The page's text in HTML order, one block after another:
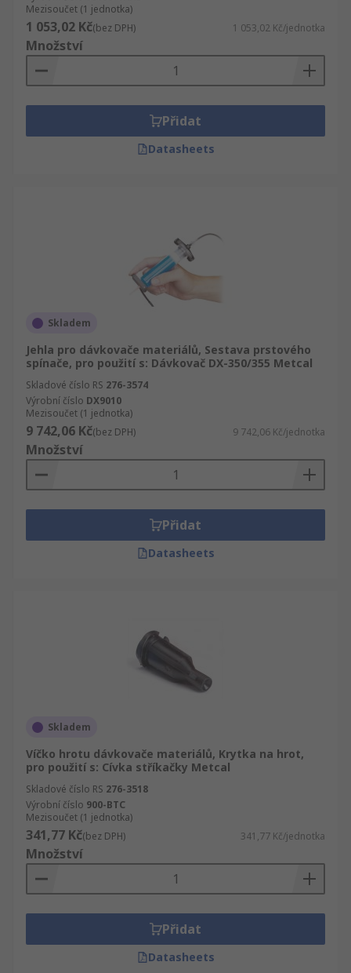
Mezisoučet (1 jednotka)
1 053,02 Kč(bez DPH) 1 053,02 Kč/jednotka
Množství
Přidat
Datasheets
Skladem
Jehla pro dávkovače materiálů, Sestava prstového
spínače, pro použití s: Dávkovač DX-350/355 Metcal
Skladové číslo RS 276-3574
Výrobní číslo DX9010
Mezisoučet (1 jednotka)
9 742,06 Kč(bez DPH) 9 742,06 Kč/jednotka
Množství
Přidat
Datasheets
Skladem
Víčko hrotu dávkovače materiálů, Krytka na hrot,
pro použití s: Cívka stříkačky Metcal
Skladové číslo RS 276-3518
Výrobní číslo 900-BTC
Mezisoučet (1 jednotka)
341,77 Kč(bez DPH) 341,77 Kč/jednotka
Množství
Přidat
Datasheets